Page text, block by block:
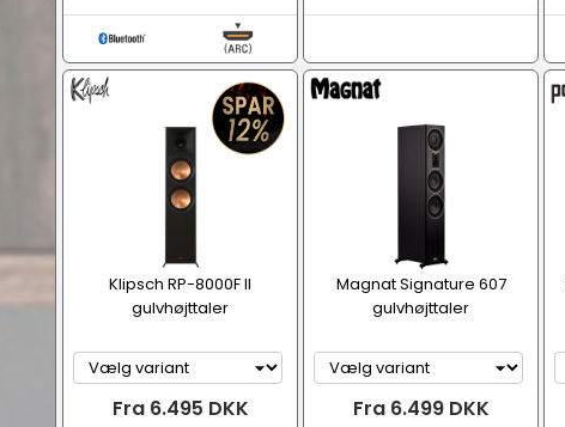
Klipsch RP-8000F II
gulvhøjttaler
Fra 6.495 DKK
Magnat Signature 607
gulvhøjttaler
Fra 6.499 DKK